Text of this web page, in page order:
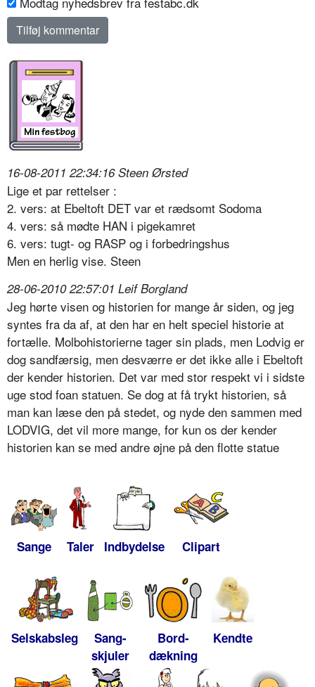
16-08-2011 22:34:16 Steen Ørsted
Lige et par rettelser :
2. vers: at Ebeltoft DET var et rædsomt Sodoma
4. vers: så mødte HAN i pigekamret
6. vers: tugt- og RASP og i forbedringshus
Men en herlig vise. Steen
28-06-2010 22:57:01 Leif Borgland
Jeg hørte visen og historien for mange år siden, og jeg
syntes fra da af, at den har en helt speciel historie at
fortælle. Molbohistorierne tager sin plads, men Lodvig er
dog sandfærsig, men desværre er det ikke alle i Ebeltoft
der kender historien. Det var med stor respekt vi i sidste
uge stod foan statuen. Se dog at få trykt historien, så
man kan læse den på stedet, og nyde den sammen med
LODVIG, det vil more mange, for kun os der kender
historien kan se med andre øjne på den flotte statue
Sange Taler Indbydelse Clipart
Selskabsleg
Sang-
skjuler
Bord-
dækning
Kendte